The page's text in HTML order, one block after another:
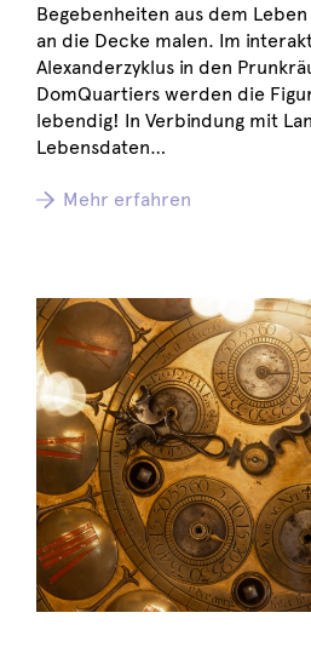
Begebenheiten aus dem
an die Decke malen. Im
Alexanderzyklus in den
DomQuartiers werden die
lebendig! In Verbindung mit
Lebensdaten…
Mehr erfahren